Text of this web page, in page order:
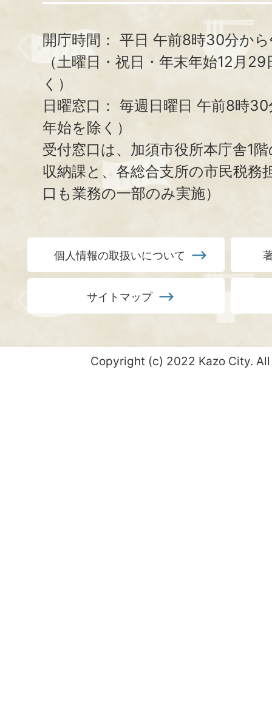
開庁時間： 平日 午前8時30分か
（土曜日・祝日・年末年始12月
く）
日曜窓口： 毎週日曜日 午前8時
年始を除く）
受付窓口は、加須市役所本庁舎1
収納課と、 各総合支所の市民税務
口も業務の一部のみ実施）
個人情報の取扱いについて
サイトマップ
Copyright (c) 2022 Kazo City.